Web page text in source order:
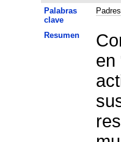
Palabras
clave
Padres
Resumen
en